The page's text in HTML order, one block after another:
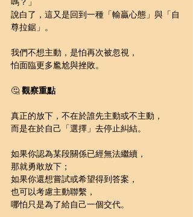
說白了，這又是回到一種「輸贏心態」與「自
尊拉鋸」。
我們不想主動，是怕再次被忽視，
怕面臨更多尷尬與挫敗。
🤔 觀察重點
真正的放下，不在於誰先主動或不主動，
而是在於自己「選擇」去停止糾結。
如果你認為某段關係已經無法繼續，
那就勇敢放下；
如果你還想嘗試或希望得到答案，
也可以考慮主動聯繫，
哪怕只是為了給自己一個交代。